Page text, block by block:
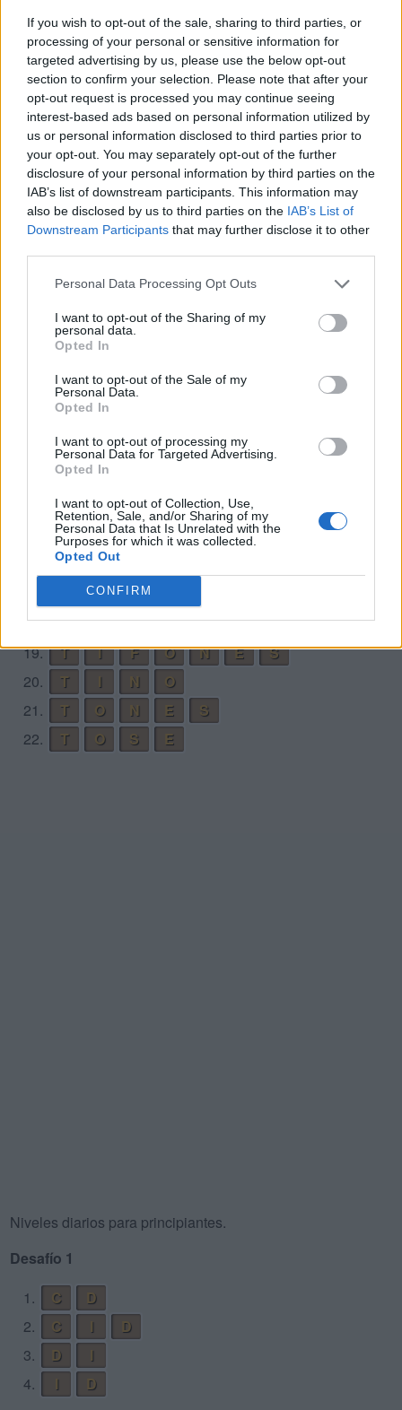
If you wish to opt-out of the sale, sharing to third parties, or
processing of your personal or sensitive information for
targeted advertising by us, please use the below opt-out
section to confirm your selection. Please note that after your
opt-out request is processed you may continue seeing
interest-based ads based on personal information utilized by
us or personal information disclosed to third parties prior to
your opt-out. You may separately opt-out of the further
disclosure of your personal information by third parties on the
IAB’s list of downstream participants. This information may
also be disclosed by us to third parties on the IAB’s List of
Downstream Participants that may further disclose it to other
Personal Data Processing Opt Outs
I want to opt-out of the Sharing of my
personal data.
Opted In
I want to opt-out of the Sale of my
Personal Data.
Opted In
I want to opt-out of processing my
Personal Data for Targeted Advertising.
Opted In
I want to opt-out of Collection, Use,
Retention, Sale, and/or Sharing of my
Personal Data that Is Unrelated with the
Purposes for which it was collected.
Opted Out
CONFIRM
12.
S O D I
O
13.
S O R D
O
Desafío 7
1.
E S T
O
2.
F E T
O
3.
F I N
O
4.
N E T
O
5. N I E T
O
N O T
E
N E
S
O I S
S E T
S I E N T
O
S I
S I T
O
T E N I
S
T E
E S
18.
T I E S
O
19.
T I F O N E
S
20.
T I N
O
21.
T O N E
S
22.
T O S E
Niveles diarios para principiantes.
Desafío 1
1.
C
D
2.
C
D
3.
D
4.
D